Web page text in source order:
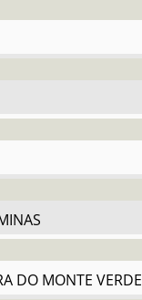
DO MONTE VERDE